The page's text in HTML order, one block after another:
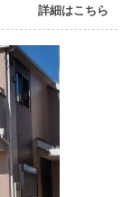
詳細はこちら